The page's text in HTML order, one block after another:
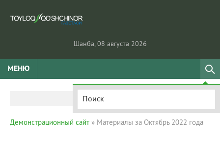
Шанба, 08 августа 2026
МЕНЮ
Демонстрационный сайт » Материалы за Октябрь 2022 года